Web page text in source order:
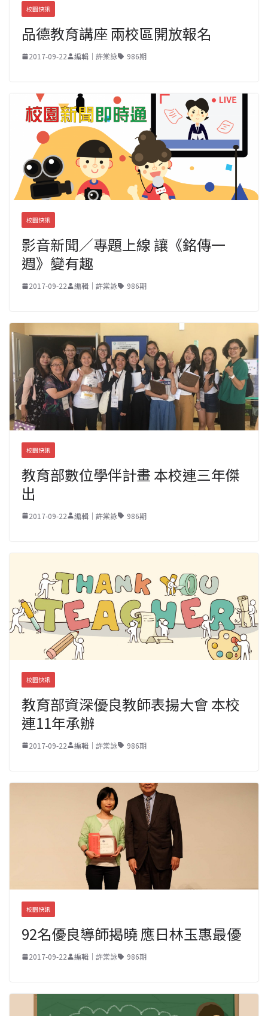
校園快訊
品德教育講座 兩校區開放報名
2017-09-22 編輯｜許棠詠 986期
校園快訊
影音新聞／專題上線 讓《銘傳一
週》變有趣
2017-09-22 編輯｜許棠詠 986期
校園快訊
教育部數位學伴計畫 本校連三年傑
出
2017-09-22 編輯｜許棠詠 986期
校園快訊
教育部資深優良教師表揚大會 本校
連11年承辦
2017-09-22 編輯｜許棠詠 986期
校園快訊
92名優良導師揭曉 應日林玉惠最優
2017-09-22 編輯｜許棠詠 986期